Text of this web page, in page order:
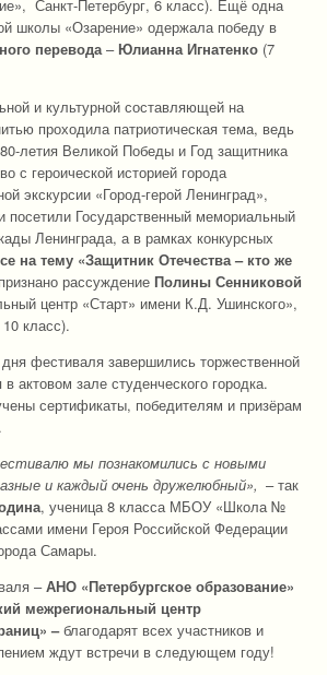
Санкт-Петербург, 6 класс). Ещё одна
школы «Озарение» одержала победу в
перевода – Юлианна Игнатенко (7
и культурной составляющей на
проходила патриотическая тема, ведь
летия Великой Победы и Год защитника
с героической историей города
экскурсии «Город-герой Ленинград»,
посетили Государственный мемориальный
Ленинграда, а в рамках конкурсных
на тему «Защитник Отечества – кто же
рассуждение Полины Сенниковой
центр «Старт» имени К.Д. Ушинского»,
класс).
фестиваля завершились торжественной
актовом зале студенческого городка.
сертификаты, победителям и призёрам
мы познакомились с новыми
и каждый очень дружелюбный», – так
, ученица 8 класса МБОУ «Школа №
имени Героя Российской Федерации
Самары.
–АНО «Петербургское образование»
межрегиональный центр
–благодарят всех участников и
ждут встречи в следующем году!